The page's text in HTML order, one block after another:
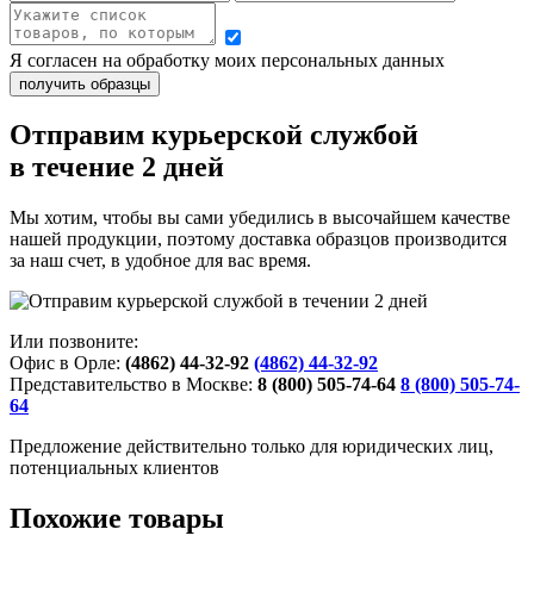
Я согласен на обработку моих персональных данных
Отправим курьерской службой
в течение 2 дней
Мы хотим, чтобы вы сами убедились в высочайшем качестве
нашей продукции, поэтому доставка образцов производится
за наш счет, в удобное для вас время.
Или позвоните:
Офис в Орле: (4862) 44-32-92 (4862) 44-32-92
Представительство в Москве: 8 (800) 505-74-64 8 (800) 505-74-
64
Предложение действительно только для юридических лиц,
потенциальных клиентов
Похожие товары